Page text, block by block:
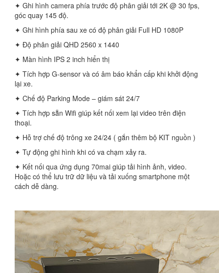
✦ Ghi hình camera phía trước độ phân giải tới 2K @ 30 fps,
góc quay 145 độ.
✦ Ghi hình phía sau xe có độ phân giải Full HD 1080P
✦ Độ phân giải QHD 2560 x 1440
✦ Màn hình IPS 2 inch hiển thị
✦ Tích hợp G-sensor và có âm báo khẩn cấp khi khởi động
lại xe.
✦ Chế độ Parking Mode – giám sát 24/7
✦ Tích hợp sẵn Wifi giúp kết nối xem lại video trên điện
thoại.
✦ Hỗ trợ chế độ trông xe 24/24 ( gắn thêm bộ KIT nguồn )
✦ Tự động ghi hình khi có va chạm xảy ra.
✦ Kết nối qua ứng dụng 70mai giúp tải hình ảnh, video.
Hoặc có thể lưu trữ dữ liệu và tải xuống smartphone một
cách dễ dàng.